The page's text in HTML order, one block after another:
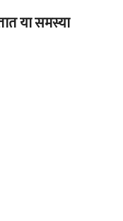
या समस्या